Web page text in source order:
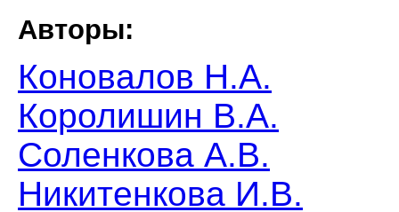
Авторы:
Коновалов Н.А.
Королишин В.А.
Соленкова А.В.
Никитенкова И.В.